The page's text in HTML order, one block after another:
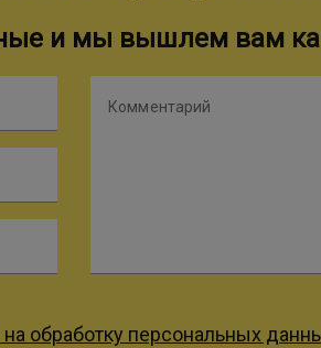
и мы вышлем вам
Комментарий
на обработку персональных